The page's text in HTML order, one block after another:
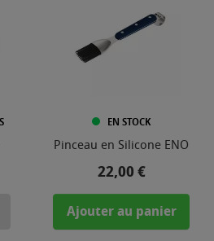
EN STOCK
Pinceau en Silicone ENO
Prix
22,00 €
Ajouter au panier